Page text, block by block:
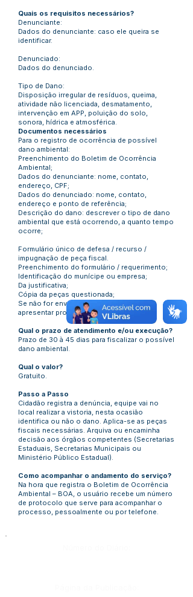
Quais os requisitos necessários?
Denunciante:
Dados do denunciante: caso ele queira se
identificar.
Denunciado:
Dados do denunciado.
Tipo de Dano:
Disposição irregular de resíduos, queima,
atividade não licenciada, desmatamento,
intervenção em APP, poluição do solo,
sonora, hídrica e atmosférica.
Documentos necessários
Para o registro de ocorrência de possível
dano ambiental:
Preenchimento do Boletim de Ocorrência
Ambiental;
Dados do denunciante: nome, contato,
endereço, CPF;
Dados do denunciado: nome, contato,
endereço e ponto de referência;
Descrição do dano: descrever o tipo de dano
ambiental que está ocorrendo, a quanto tempo
ocorre;
Formulário único de defesa / recurso /
impugnação de peça fiscal.
Preenchimento do formulário / requerimento;
Identificação do munícipe ou empresa;
Da justificativa;
Cópia da peças questionada;
Se não for envolvido na situação deverá
apresentar procuração.
Qual o prazo de atendimento e/ou execução?
Prazo de 30 à 45 dias para fiscalizar o possível
dano ambiental.
Qual o valor?
Gratuito.
Passo a Passo
Cidadão registra a denúncia, equipe vai no
local realizar a vistoria, nesta ocasião
identifica ou não o dano. Aplica-se as peças
fiscais necessárias. Arquiva ou encaminha
decisão aos órgãos competentes (Secretarias
Estaduais, Secretarias Municipais ou
Ministério Público Estadual).
Como acompanhar o andamento do serviço?
Na hora que registra o Boletim de Ocorrência
Ambiental – BOA, o usuário recebe um número
de protocolo que serve para acompanhar o
processo, pessoalmente ou por telefone.